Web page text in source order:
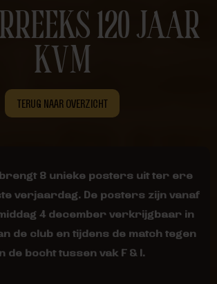
120 JAAR
KVM
TERUG NAAR OVERZICHT
8 unieke posters uit ter ere
verjaardag. De posters zijn vanaf
4 december verkrijgbaar in
de club en tijdens de match tegen
de bocht tussen vak F & I.